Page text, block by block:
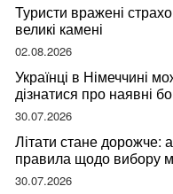
Туристи вражені
великі камені
02.08.2026
Українці в Німеччині
дізнатися про наявні
30.07.2026
Літати стане дорожче:
правила щодо вибору
30.07.2026